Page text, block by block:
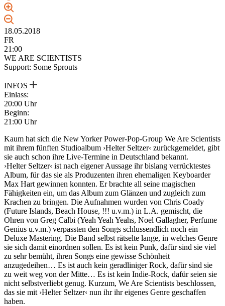
18.05.2018
FR
21:00
WE ARE SCIENTISTS
Support: Some Sprouts
INFOS
Einlass:
20:00 Uhr
Beginn:
21:00 Uhr
Kaum hat sich die New Yorker Power-Pop-Group We Are Scientists
mit ihrem fünften Studioalbum ›Helter Seltzer‹ zurückgemeldet, gibt
sie auch schon ihre Live-Termine in Deutschland bekannt.
›Helter Seltzer‹ ist nach eigener Aussage ihr bislang verrücktestes
Album, für das sie als Produzenten ihren ehemaligen Keyboarder
Max Hart gewinnen konnten. Er brachte all seine magischen
Fähigkeiten ein, um das Album zum Glänzen und zugleich zum
Krachen zu bringen. Die Aufnahmen wurden von Chris Coady
(Future Islands, Beach House, !!! u.v.m.) in L.A. gemischt, die
Ohren von Greg Calbi (Yeah Yeah Yeahs, Noel Gallagher, Perfume
Genius u.v.m.) verpassten den Songs schlussendlich noch ein
Deluxe Mastering. Die Band selbst rätselte lange, in welches Genre
sie sich damit einordnen sollen. Es ist kein Punk, dafür sind sie viel
zu sehr bemüht, ihren Songs eine gewisse Schönheit
anzugedeihen… Es ist auch kein geradliniger Rock, dafür sind sie
zu weit weg von der Mitte… Es ist kein Indie-Rock, dafür seien sie
nicht selbstverliebt genug. Kurzum, We Are Scientists beschlossen,
das sie mit ›Helter Seltzer‹ nun ihr ihr eigenes Genre geschaffen
haben.